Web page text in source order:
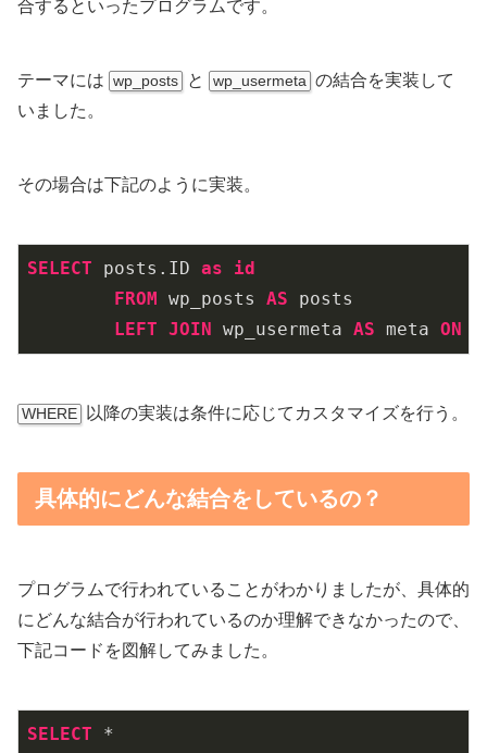
合するといったプログラムです。
テーマには wp_posts と wp_usermeta の結合を実装して
いました。
その場合は下記のように実装。
SELECT posts.ID as
id
FROM
wp_posts AS posts
LEFT JOIN wp_usermeta AS meta ON
WHERE 以降の実装は条件に応じてカスタマイズを行う。
具体的にどんな結合をしているの？
プログラムで行われていることがわかりましたが、具体的
にどんな結合が行われているのか理解できなかったので、
下記コードを図解してみました。
SELECT *